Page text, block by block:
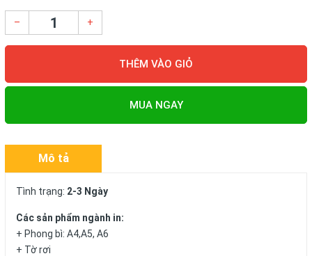
– +
THÊM VÀO GIỎ
MUA NGAY
Mô tả
Tình trạng: 2-3 Ngày
Các sản phẩm ngành in:
+ Phong bì: A4,A5, A6
+ Tờ rơi